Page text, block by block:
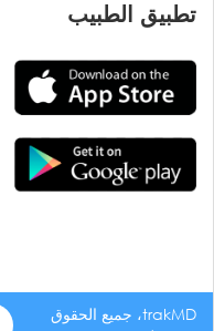
تطبيق الطبيب
trakMD، جميع الحقوق